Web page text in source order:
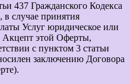
437 Гражданского Кодекса
случае принятия
Услуг юридическое или
Акцепт этой Оферты,
с пунктом 3 статьи
заключению Договора